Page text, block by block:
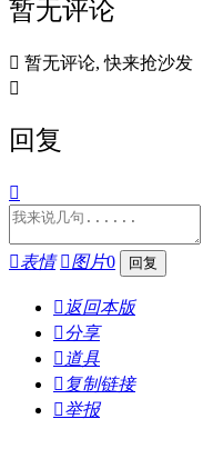
暂无评论
 暂无评论, 快来抢沙发

回复

表情 图片0
 返回本版
分享
 道具
 复制链接
举报